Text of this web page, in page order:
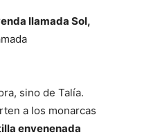
llamada Sol,
sino de Talía.
a los monarcas
envenenada